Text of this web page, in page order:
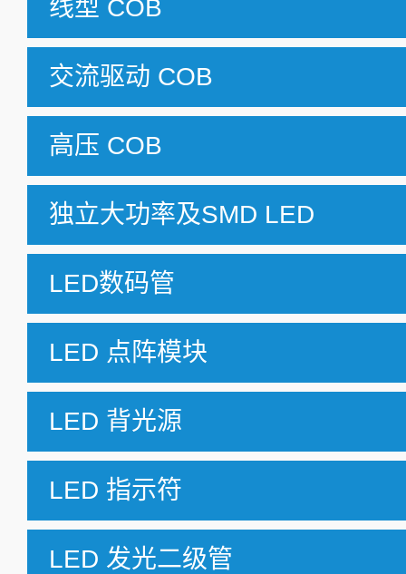
线型 COB
交流驱动 COB
高压 COB
独立大功率及SMD LED
LED数码管
LED 点阵模块
LED 背光源
LED 指示符
LED 发光二级管